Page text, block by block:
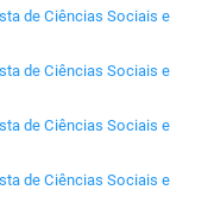
de Ciências Sociais e
de Ciências Sociais e
de Ciências Sociais e
de Ciências Sociais e